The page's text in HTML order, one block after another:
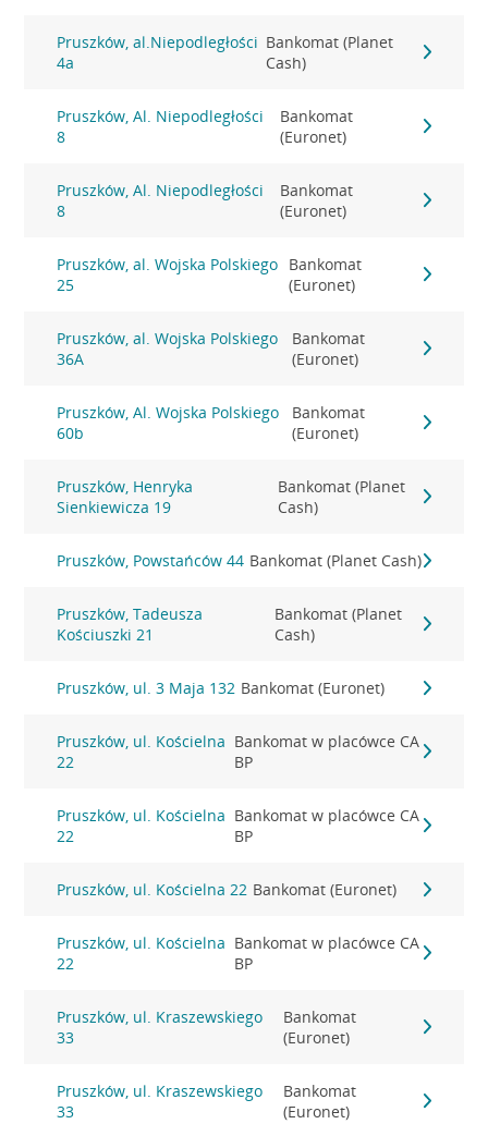
Pruszków, al.Niepodległości
4a
Bankomat (Planet
Cash)
Pruszków, Al. Niepodległości
8
Bankomat
(Euronet)
Pruszków, Al. Niepodległości
8
Bankomat
(Euronet)
Pruszków, al. Wojska Polskiego
25
Bankomat
(Euronet)
Pruszków, al. Wojska Polskiego
36A
Bankomat
(Euronet)
Pruszków, Al. Wojska Polskiego
60b
Bankomat
(Euronet)
Pruszków, Henryka
Sienkiewicza 19
Bankomat (Planet
Cash)
Pruszków, Powstańców 44 Bankomat (Planet Cash)
Pruszków, Tadeusza
Kościuszki 21
Bankomat (Planet
Cash)
Pruszków, ul. 3 Maja 132 Bankomat (Euronet)
Pruszków, ul. Kościelna
22
Bankomat w placówce CA
BP
Pruszków, ul. Kościelna
22
Bankomat w placówce CA
BP
Pruszków, ul. Kościelna 22 Bankomat (Euronet)
Pruszków, ul. Kościelna
22
Bankomat w placówce CA
BP
Pruszków, ul. Kraszewskiego
33
Bankomat
(Euronet)
Pruszków, ul. Kraszewskiego
33
Bankomat
(Euronet)